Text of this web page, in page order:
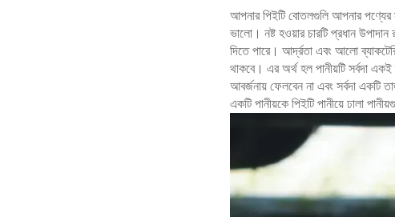
আপনার পিইটি বোতলগুলি আপনার পণ্যের
ভালো। নষ্ট হওয়ার চারটি প্রধান
দিতে পারে। আর্দ্রতা এবং আলো
থাকবে। এর অর্থ হল পানীয়টি সর্বদা
আবর্জনায় ফেলবেন না এবং সর্বদা একটি
একটি পানীয়কে পিইটি পানীয়ে ঢালা